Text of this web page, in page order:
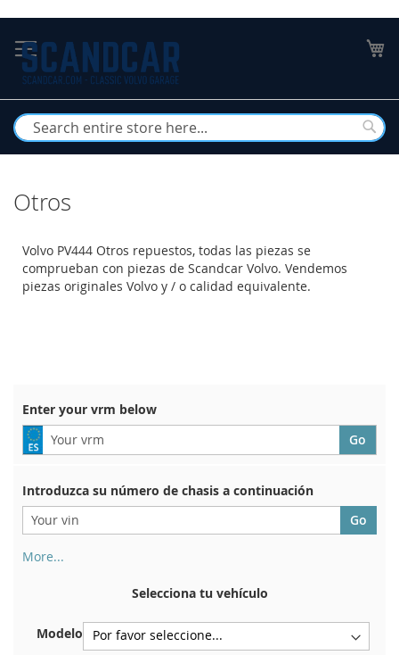
to
Content
Otros
Volvo PV444 Otros repuestos, todas las piezas se
comprueban con piezas de Scandcar Volvo. Vendemos
piezas originales Volvo y / o calidad equivalente.
Enter your vrm below
Introduzca su número de chasis a continuación
More...
certificado de registro. Y también en el coche.
En la placa inferior del asiento delantero derecho
Centrar contra el mamparo debajo del capó.
Selecciona tu vehículo
Modelo